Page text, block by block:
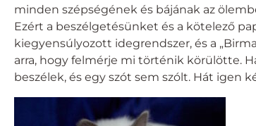
minden szépségének és bájának az
Ezért a beszélgetésünket és a kötelező
kiegyensúlyozott idegrendszer, és a
arra, hogy felmérje mi történik körülötte.
beszélek, és egy szót sem szólt. Hát igen